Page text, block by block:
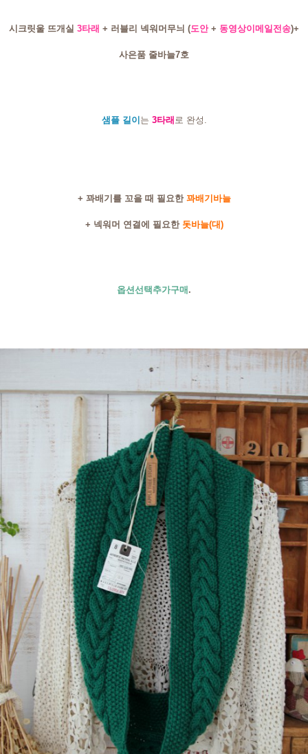
시크릿울 뜨개실 3타래 + 러블리 넥워머무늬 (도안+ 동영상이메일전송)+
사은품 줄바늘7호
샘플 길이 는 3타래 로 완성.
+ 꽈배기를 꼬을 때 필요한 꽈배기바늘
+ 넥워머 연결에 필요한 돗바늘(대)
옵션선택추가구매 .